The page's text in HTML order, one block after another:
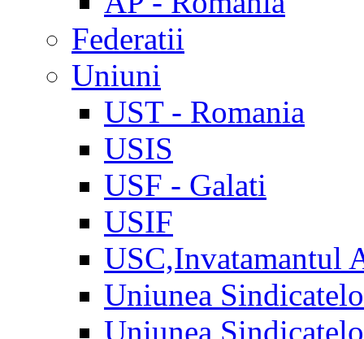
Federatii
Uniuni
UST - Romania
USIS
USF - Galati
USIF
USC,Invatamantul
Uniunea
Uniunea